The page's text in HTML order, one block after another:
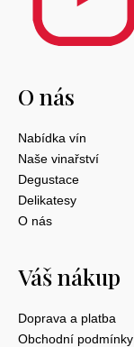
O nás
Nabídka vín
Naše vinařství
Degustace
Delikatesy
O nás
Váš nákup
Doprava a platba
Obchodní podmínky